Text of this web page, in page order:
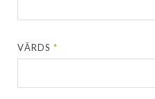
VĀRDS*